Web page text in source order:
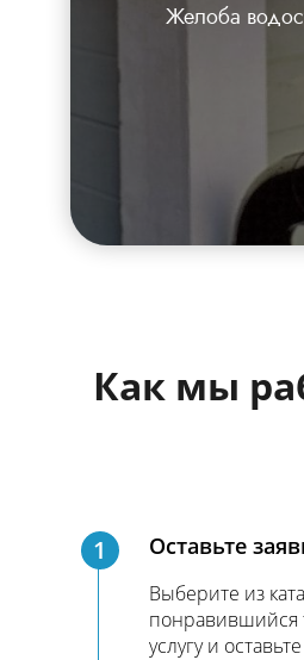
Желоба
Как мы
1 Оставьте
Выберите из
понравившийся
услугу и